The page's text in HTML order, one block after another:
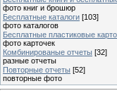
фото книг и брошюр
Бесплатные каталоги [103]
фото каталогов
Бесплатные пластиковые
фото карточек
Комбинированые отчеты [32]
разные отчеты
Повторные отчеты [52]
повторные фото